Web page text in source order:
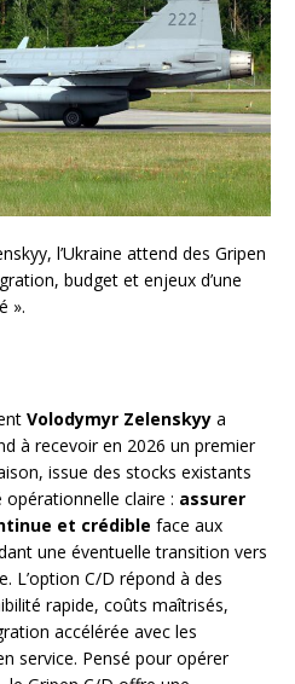
l’Ukraine attend des Gripen
budget et enjeux d’une
».
Volodymyr Zelenskyy a
à recevoir en 2026 un premier
issue des stocks existants
opérationnelle claire : assurer
et crédible face aux
une éventuelle transition vers
L’option C/D répond à des
rapide, coûts maîtrisés,
accélérée avec les
service. Pensé pour opérer